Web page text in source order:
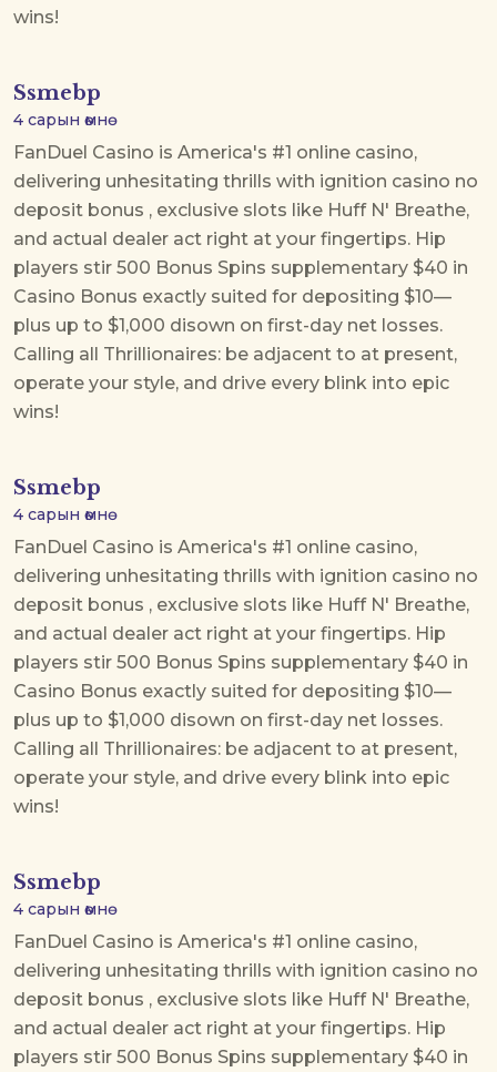
wins!
Ssmebp
4 сарын өмнө
FanDuel Casino is America's #1 online casino,
delivering unhesitating thrills with ignition casino no
deposit bonus , exclusive slots like Huff N' Breathe,
and actual dealer act right at your fingertips. Hip
players stir 500 Bonus Spins supplementary $40 in
Casino Bonus exactly suited for depositing $10—
plus up to $1,000 disown on first-day net losses.
Calling all Thrillionaires: be adjacent to at present,
operate your style, and drive every blink into epic
wins!
Ssmebp
4 сарын өмнө
FanDuel Casino is America's #1 online casino,
delivering unhesitating thrills with ignition casino no
deposit bonus , exclusive slots like Huff N' Breathe,
and actual dealer act right at your fingertips. Hip
players stir 500 Bonus Spins supplementary $40 in
Casino Bonus exactly suited for depositing $10—
plus up to $1,000 disown on first-day net losses.
Calling all Thrillionaires: be adjacent to at present,
operate your style, and drive every blink into epic
wins!
Ssmebp
4 сарын өмнө
FanDuel Casino is America's #1 online casino,
delivering unhesitating thrills with ignition casino no
deposit bonus , exclusive slots like Huff N' Breathe,
and actual dealer act right at your fingertips. Hip
players stir 500 Bonus Spins supplementary $40 in